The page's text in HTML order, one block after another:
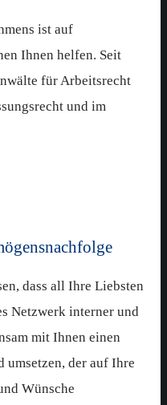
ist auf
Ihnen helfen. Seit
für Arbeitsrecht
und im
dass all Ihre Liebsten
Netzwerk interner und
mit Ihnen einen
der auf Ihre
Wünsche